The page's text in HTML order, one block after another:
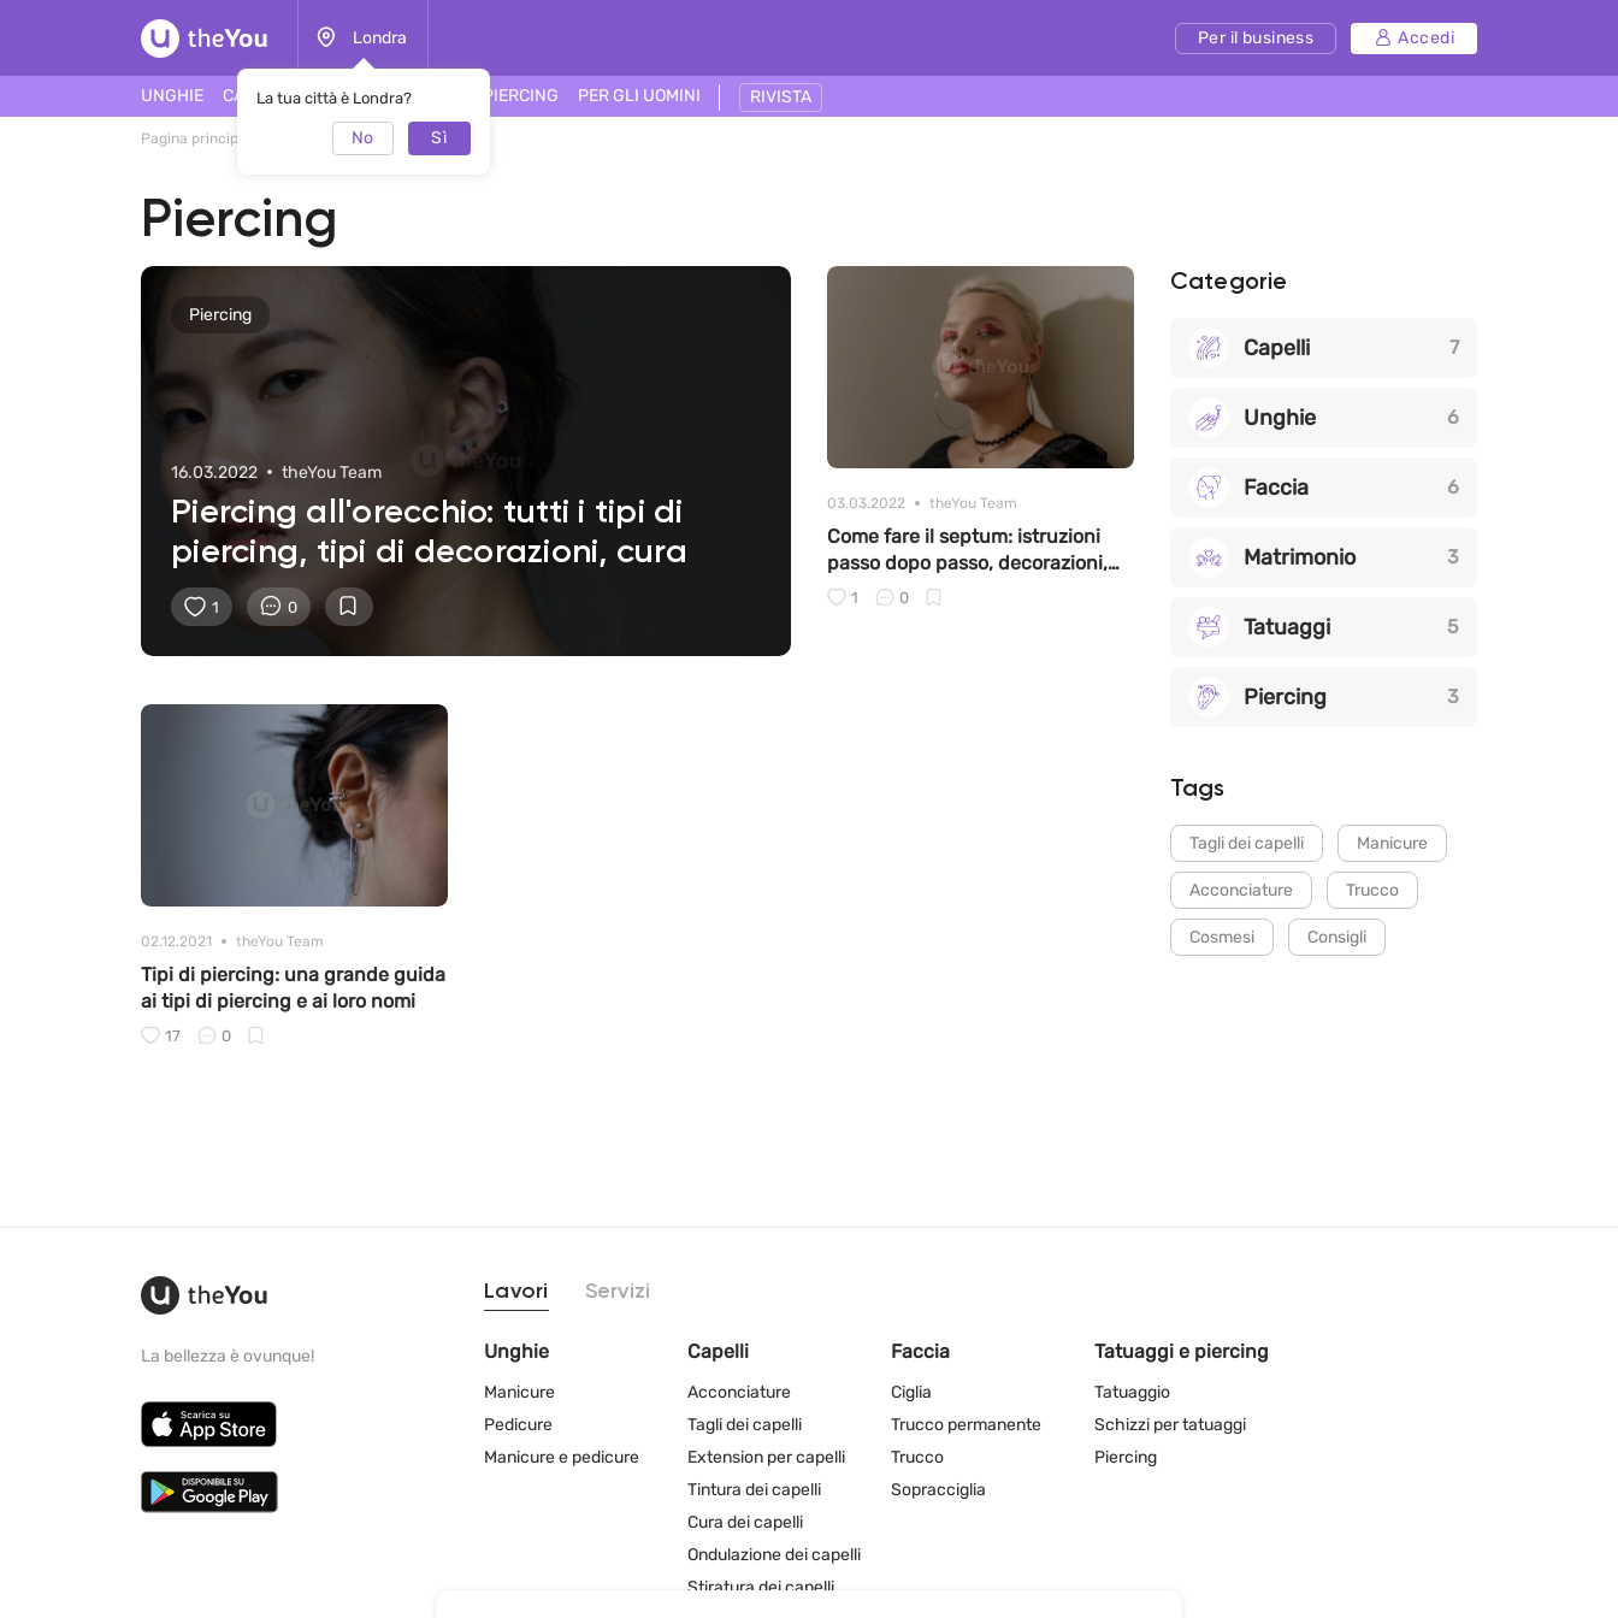
Londra
La tua città è Londra?
No Sì
Per il business Accedi
UNGHIE CAPELLI FACCIA TATUAGGI PIERCING PER GLI UOMINI RIVISTA
Pagina principale Piercing
Piercing
Piercing
16.03.2022 theYou Team
Piercing all'orecchio: tutti i tipi di
piercing, tipi di decorazioni, cura
1 0
03.03.2022 theYou Team
Сome fare il septum: istruzioni
passo dopo passo, decorazioni,
caratteristiche di cura
1 0
02.12.2021 theYou Team
Tipi di piercing: una grande guida
ai tipi di piercing e ai loro nomi
17 0
Categorie
Capelli 7
Unghie 6
Faccia 6
Matrimonio 3
Tatuaggi 5
Piercing 3
Tags
Tagli dei capelli Manicure
Acconciature Trucco
Cosmesi Consigli
La bellezza è ovunque!
Lavori Servizi
Unghie
Manicure
Pedicure
Manicure e pedicure
Capelli
Acconciature
Tagli dei capelli
Extension per capelli
Tintura dei capelli
Cura dei capelli
Ondulazione dei capelli
Stiratura dei capelli
Faccia
Ciglia
Trucco permanente
Trucco
Sopracciglia
Tatuaggi e piercing
Tatuaggio
Schizzi per tatuaggi
Piercing